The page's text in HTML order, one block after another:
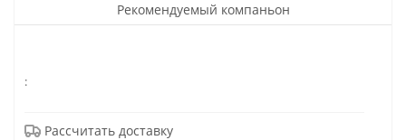
Рекомендуемый компаньон
:
Рассчитать доставку